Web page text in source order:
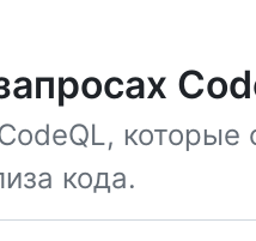
которые
кода.